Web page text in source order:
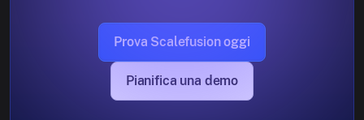
Prova Scalefusion oggi
Pianifica una demo